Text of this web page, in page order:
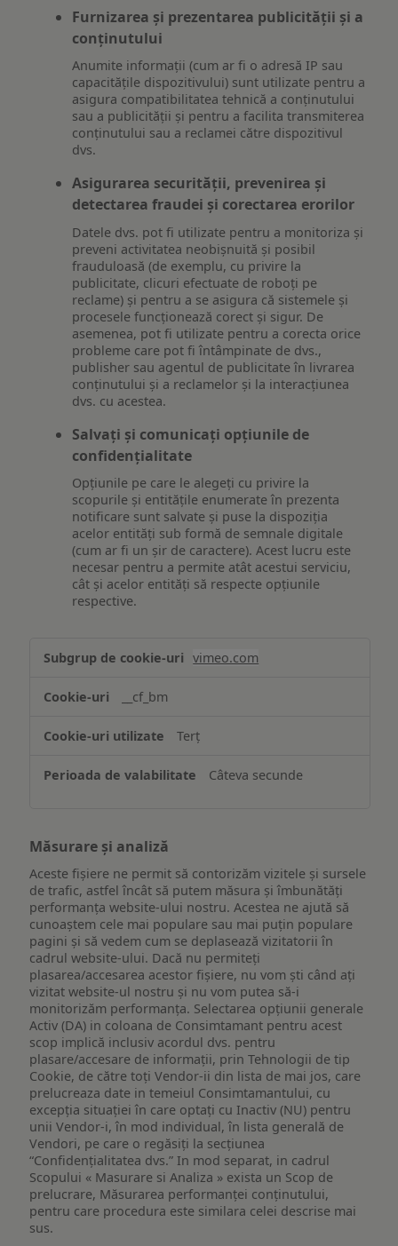
Furnizarea și prezentarea publicității și a
conținutului
Anumite informații (cum ar fi o adresă IP sau
capacitățile dispozitivului) sunt utilizate pentru a
asigura compatibilitatea tehnică a conținutului
sau a publicității și pentru a facilita transmiterea
conținutului sau a reclamei către dispozitivul
dvs.
Asigurarea securității, prevenirea și
detectarea fraudei și corectarea erorilor
Datele dvs. pot fi utilizate pentru a monitoriza și
preveni activitatea neobișnuită și posibil
frauduloasă (de exemplu, cu privire la
publicitate, clicuri efectuate de roboți pe
reclame) și pentru a se asigura că sistemele și
procesele funcționează corect și sigur. De
asemenea, pot fi utilizate pentru a corecta orice
probleme care pot fi întâmpinate de dvs.,
publisher sau agentul de publicitate în livrarea
conținutului și a reclamelor și la interacțiunea
dvs. cu acestea.
Salvați și comunicați opțiunile de
confidențialitate
Opțiunile pe care le alegeți cu privire la
scopurile și entitățile enumerate în prezenta
notificare sunt salvate și puse la dispoziția
acelor entități sub formă de semnale digitale
(cum ar fi un șir de caractere). Acest lucru este
necesar pentru a permite atât acestui serviciu,
cât și acelor entități să respecte opțiunile
respective.
Asigurarea
funcționalităților
website-
ului
vimeo.com
__cf_bm
Terț
Câteva secunde
Măsurare și analiză
Aceste fișiere ne permit să contorizăm vizitele și sursele
de trafic, astfel încât să putem măsura și îmbunătăți
performanța website-ului nostru. Acestea ne ajută să
cunoaștem cele mai populare sau mai puțin populare
pagini și să vedem cum se deplasează vizitatorii în
cadrul website-ului. Dacă nu permiteți
plasarea/accesarea acestor fișiere, nu vom ști când ați
vizitat website-ul nostru și nu vom putea să-i
monitorizăm performanța. Selectarea opțiunii generale
Activ (DA) in coloana de Consimtamant pentru acest
scop implică inclusiv acordul dvs. pentru
plasare/accesare de informații, prin Tehnologii de tip
Cookie, de către toți Vendor-ii din lista de mai jos, care
prelucreaza date in temeiul Consimtamantului, cu
excepția situației în care optați cu Inactiv (NU) pentru
unii Vendor-i, în mod individual, în lista generală de
Vendori, pe care o regăsiți la secțiunea
“Confidențialitatea dvs.” In mod separat, in cadrul
Scopului « Masurare si Analiza » exista un Scop de
prelucrare, Măsurarea performanței conținutului,
pentru care procedura este similara celei descrise mai
sus.